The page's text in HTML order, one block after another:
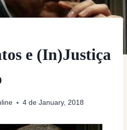
e (In)Justiça
4 de January, 2018